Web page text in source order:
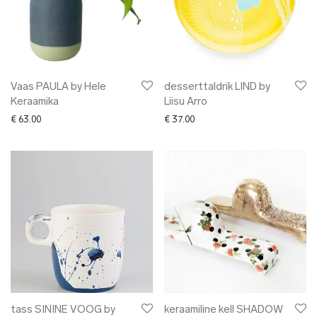
Vaas PAULA by Hele
Keraamika
€ 63.00
desserttaldrik LIND by
Liisu Arro
€ 37.00
tass SININE VOOG by
keraamiline kell SHADOW